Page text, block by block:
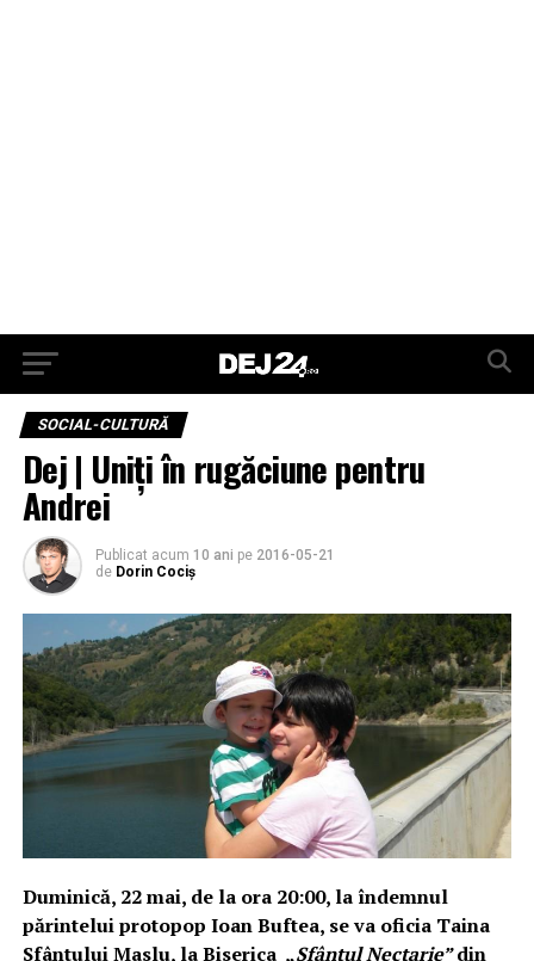
SOCIAL-CULTURĂ
Dej | Uniți în rugăciune pentru
Andrei
Publicat acum 10 ani pe 2016-05-21
de Dorin Cociș
Duminică, 22 mai, de la ora 20:00, la îndemnul
părintelui protopop Ioan Buftea, se va oficia Taina
Sfântului Maslu, la Biserica „Sfântul Nectarie”din